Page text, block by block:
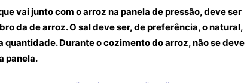
vai junto com o arroz na panela de pressão, deve ser
da de arroz. O sal deve ser, de preferência, o natural,
quantidade. Durante o cozimento do arroz, não se deve
panela.